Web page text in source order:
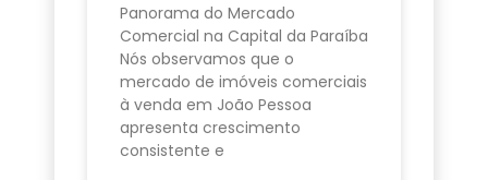
Panorama do Mercado
Comercial na Capital da Paraíba
Nós observamos que o
mercado de imóveis comerciais
à venda em João Pessoa
apresenta crescimento
consistente e